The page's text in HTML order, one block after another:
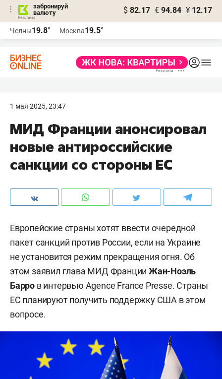
забронируй
валюту
$ 82.17 € 94.84 ¥ 12.17
Челны19.8° Москва19.5°
1 мая 2025, 23:47
МИД Франции анонсировал
новые антироссийские
санкции со стороны ЕС
Европейские страны хотят ввести очередной
пакет санкций против России, если на Украине
не установится режим прекращения огня. Об
этом заявил глава МИД Франции Жан-Ноэль
Барро в интервью Agence France Presse. Страны
ЕС планируют получить поддержку США в этом
вопросе.